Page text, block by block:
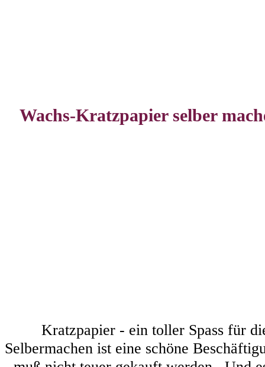
Wachs-Kratzpapier selber
Kratzpapier - ein toller Spass für
Selbermachen ist eine schöne